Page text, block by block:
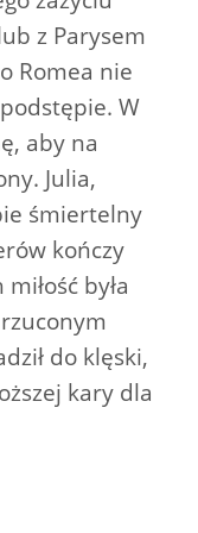
z Parysem
Romea nie
W
aby na
Julia,
śmiertelny
kończy
była
do klęski,
kary dla